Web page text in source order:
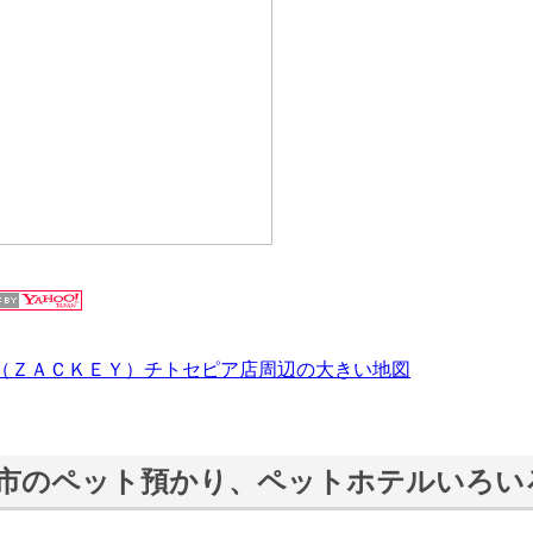
ＺＡＣＫＥＹ）チトセピア店周辺の大きい地図
のペット預かり、ペットホテルいろい